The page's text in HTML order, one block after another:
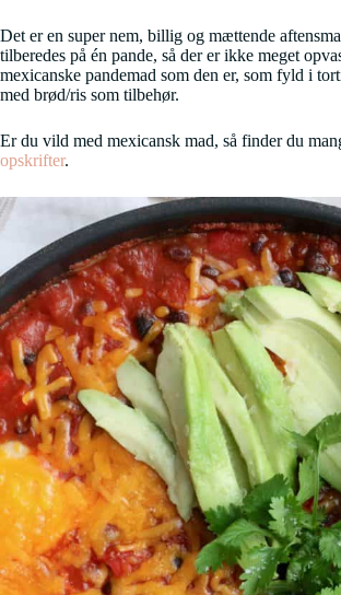
Det er en super nem, billig og mættende
tilberedes på én pande, så der er ikke meget
mexicanske pandemad som den er, som fyld i
med brød/ris som tilbehør.
Er du vild med mexicansk mad, så finder du
opskrifter.